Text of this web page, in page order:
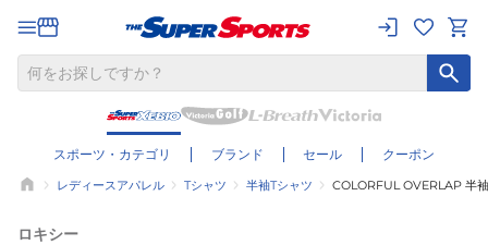
スポーツ・カテゴリ ブランド セール クーポン
レディースアパレル Tシャツ 半袖Tシャツ COLORFUL OVERLAP 半
ロキシー